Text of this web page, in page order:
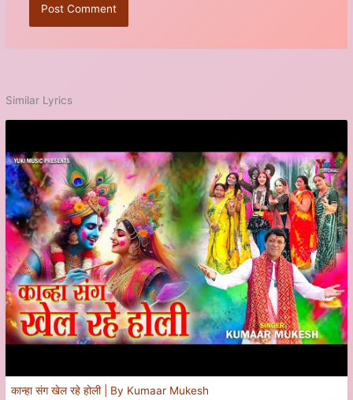
Similar Lyrics
कान्हा संग खेल रहे होली | By Kumaar Mukesh